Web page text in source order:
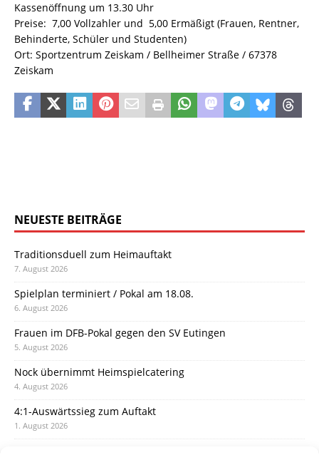
Kassenöffnung um 13.30 Uhr
Preise:  7,00 Vollzahler und  5,00 Ermäßigt (Frauen, Rentner,
Behinderte, Schüler und Studenten)
Ort: Sportzentrum Zeiskam / Bellheimer Straße / 67378
Zeiskam
NEUESTE BEITRÄGE
Traditionsduell zum Heimauftakt
7. August 2026
Spielplan terminiert / Pokal am 18.08.
6. August 2026
Frauen im DFB-Pokal gegen den SV Eutingen
5. August 2026
Nock übernimmt Heimspielcatering
4. August 2026
4:1-Auswärtssieg zum Auftakt
1. August 2026